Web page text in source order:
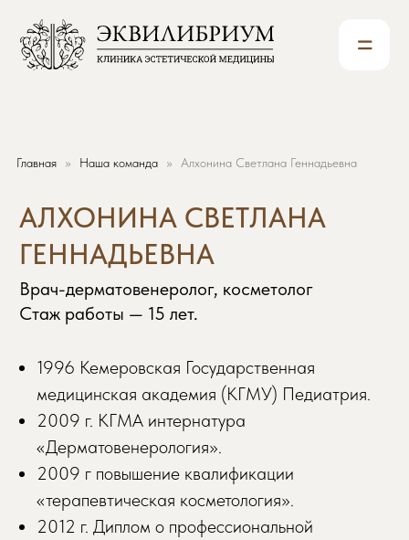
=
Главная Наша команда Алхонина Светлана Геннадьевна
АЛХОНИНА СВЕТЛАНА
Врач-дерматовенеролог, косметолог
Стаж работы — 15 лет.
1996 Кемеровская Государственная
медицинская академия (КГМУ) Педиатрия.
2009 г. КГМА интернатура
«Дерматовенерология».
2009 г повышение квалификации
«терапевтическая косметология».
2012 г. Диплом о профессиональной